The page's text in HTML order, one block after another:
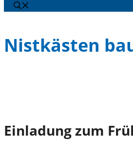
Nistkästen
Einladung zum